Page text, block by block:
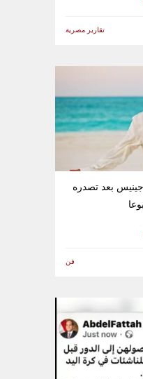
تقارير مصرية
بعد تصدره
فن